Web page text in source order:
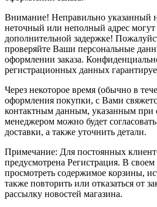
Внимание! Неправильно указанный
неточный или неполный адрес могут
дополнительной задержке!
проверяйте Ваши персональные
оформлении заказа.
регистрационных данных
Через некоторое время (обычно в
оформления покупки, с Вами
контактным данным, указанным при
менеджером можно будет
доставки, а также уточнить детали.
Примечание: Для постоянных
предусмотрена Регистрация. В
просмотреть содержимое корзины,
также повторить или отказаться от
рассылку новостей магазина.